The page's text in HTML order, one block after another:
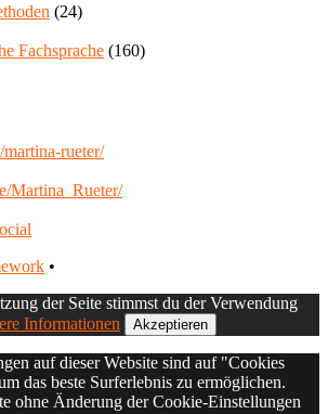
(24)
Fachsprache (160)
rueter/
Martina_Rueter/
•
der Seite stimmst du der Verwendung
Informationen Akzeptieren
auf dieser Website sind auf "Cookies
das beste Surferlebnis zu ermöglichen.
ohne Änderung der Cookie-Einstellungen